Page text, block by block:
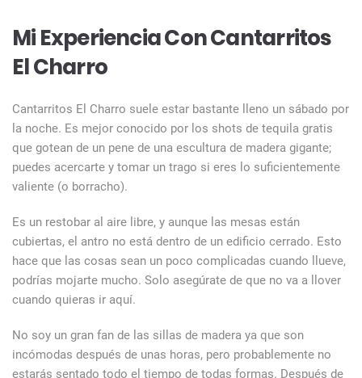
Mi Experiencia Con Cantarritos
El Charro
Cantarritos El Charro suele estar bastante lleno un sábado por
la noche. Es mejor conocido por los shots de tequila gratis
que gotean de un pene de una escultura de madera gigante;
puedes acercarte y tomar un trago si eres lo suficientemente
valiente (o borracho).
Es un restobar al aire libre, y aunque las mesas están
cubiertas, el antro no está dentro de un edificio cerrado. Esto
hace que las cosas sean un poco complicadas cuando llueve,
podrías mojarte mucho. Solo asegúrate de que no va a llover
cuando quieras ir aquí.
No soy un gran fan de las sillas de madera ya que son
incómodas después de unas horas, pero probablemente no
estarás sentado todo el tiempo de todas formas. Después de